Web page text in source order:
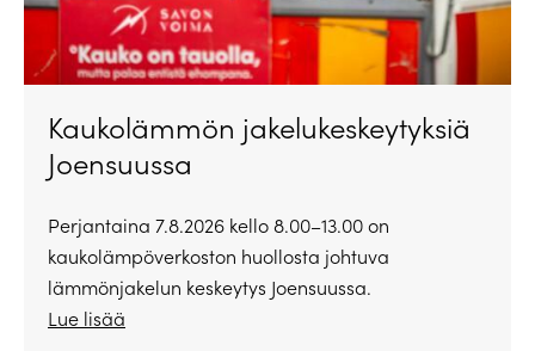
Kaukolämmön jakelukeskeytyksiä
Joensuussa
Perjantaina 7.8.2026 kello 8.00–13.00 on
kaukolämpöverkoston huollosta johtuva
lämmönjakelun keskeytys Joensuussa.
Lue lisää